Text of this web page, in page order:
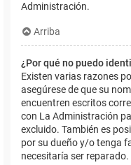
Administración.
Arriba
¿Por qué no puedo
Existen varias razones
asegúrese de que su
encuentren escritos
con La Administración
excluido. También es
por su dueño y/o tenga
necesitaría ser reparado.